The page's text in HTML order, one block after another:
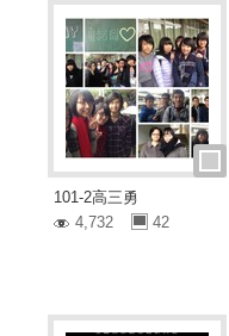
101-2高三勇
4,732
42